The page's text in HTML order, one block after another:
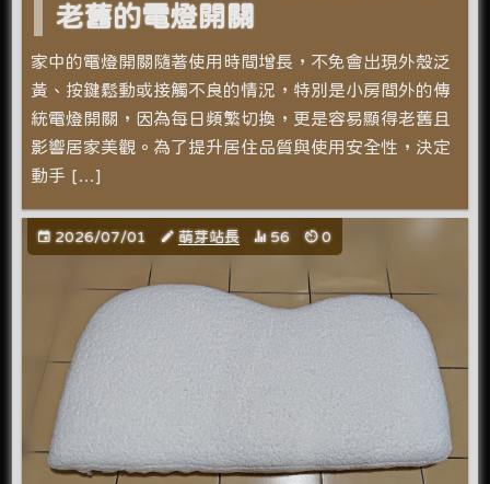
老舊的電燈開關
家中的電燈開關隨著使用時間增長，不免會出現外殼泛
黃、按鍵鬆動或接觸不良的情況，特別是小房間外的傳
統電燈開關，因為每日頻繁切換，更是容易顯得老舊且
影響居家美觀。為了提升居住品質與使用安全性，決定
動手 […]
2026/07/01 萌芽站長 56 0